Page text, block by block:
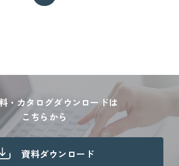
・カタログダウンロードは
こちらから
資料ダウンロード